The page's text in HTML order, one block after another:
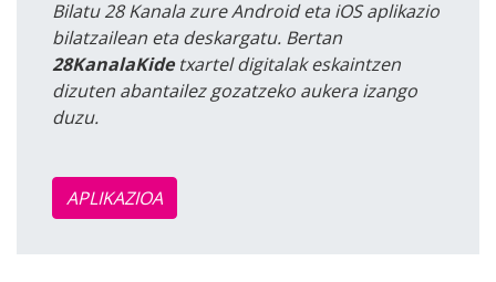
Bilatu 28 Kanala zure Android eta iOS aplikazio
bilatzailean eta deskargatu. Bertan
28KanalaKidetxartel digitalak eskaintzen
dizuten abantailez gozatzeko aukera izango
duzu.
APLIKAZIOA